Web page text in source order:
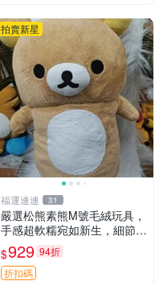
拍賣新星
福運連連 31
嚴選松熊素熊M號毛絨玩具，
手感超軟糯宛如新生，細節精
緻完美無瑕，推薦送禮或珍
藏，中古狀態保養得宜。 松
熊 素熊 毛絨doll
$929 94折
折扣碼